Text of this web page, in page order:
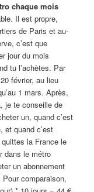
chaque mois
Il est propre,
de Paris et au-
c’est que
jour du mois
tu l’achètes. Par
février, au lieu
1 mars. Après,
je te conseille de
un, quand c’est
et quand c’est
la France le
dans le métro
un abonnement
comparaison,